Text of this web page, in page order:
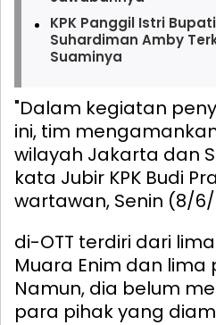
KPK Panggil Istri
Suhardiman Amby
Suaminya
"Dalam kegiatan
ini, tim
wilayah Jakarta dan
kata Jubir KPK Budi
wartawan, Senin (8/
di-OTT terdiri dari
Muara Enim dan lima
Namun, dia belum
para pihak yang